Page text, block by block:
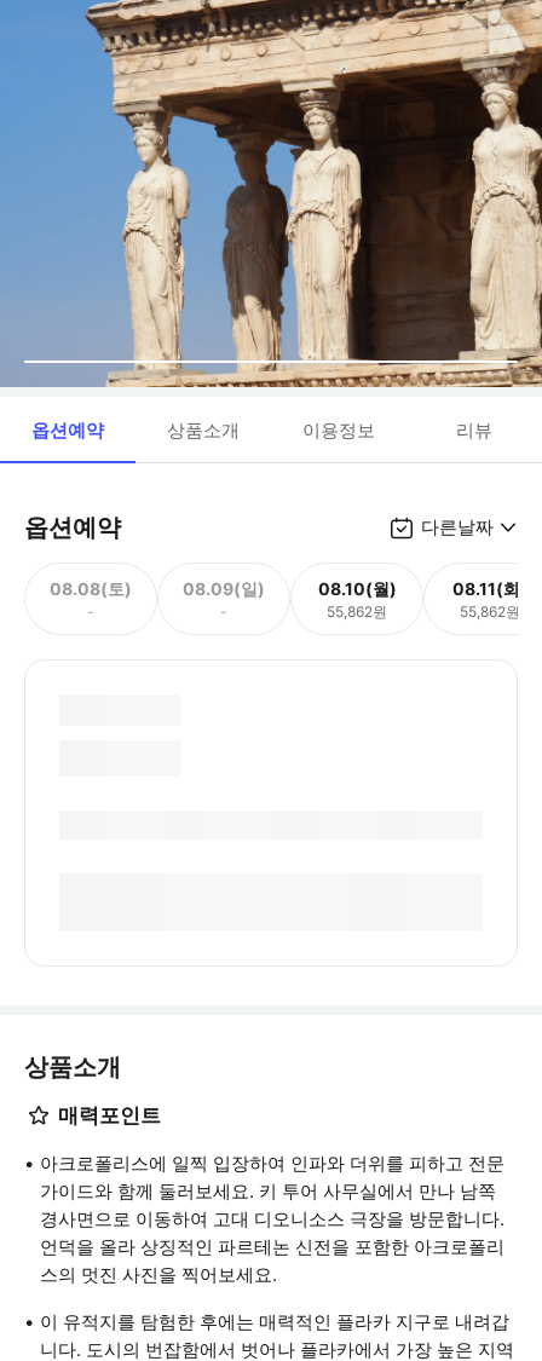
옵션예약 상품소개 이용정보 리뷰
옵션예약 다른날짜
08.08(토)
-
08.09(일)
-
08.10(월)
55,862원
08.11(화)
55,862원
상품소개
매력포인트
아크로폴리스에 일찍 입장하여 인파와 더위를 피하고 전문
가이드와 함께 둘러보세요. 키 투어 사무실에서 만나 남쪽
경사면으로 이동하여 고대 디오니소스 극장을 방문합니다.
언덕을 올라 상징적인 파르테논 신전을 포함한 아크로폴리
스의 멋진 사진을 찍어보세요.
이 유적지를 탐험한 후에는 매력적인 플라카 지구로 내려갑
니다. 도시의 번잡함에서 벗어나 플라카에서 가장 높은 지역